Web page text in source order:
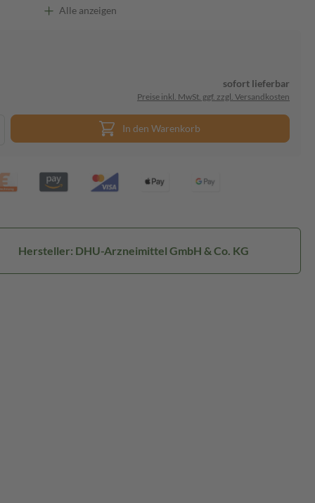
Alle anzeigen
sofort lieferbar
Preise inkl. MwSt. ggf. zzgl. Versandkosten
In den Warenkorb
Hersteller: DHU-Arzneimittel GmbH & Co. KG